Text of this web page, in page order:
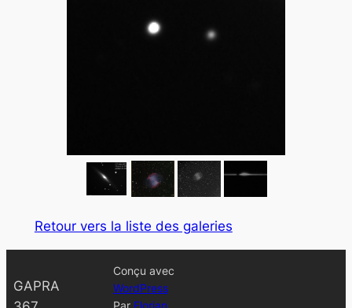
Retour vers la liste des galeries
GAPRA
Conçu avec
WordPress
Par Florian